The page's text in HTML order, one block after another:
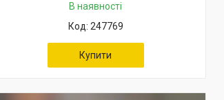
В наявності
247769
Купити